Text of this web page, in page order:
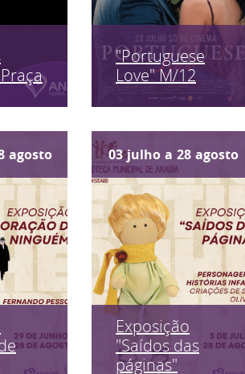
"Portuguese
Love" M/12
agosto 03 julho a 28 agosto
Exposição
"Saídos das
páginas"